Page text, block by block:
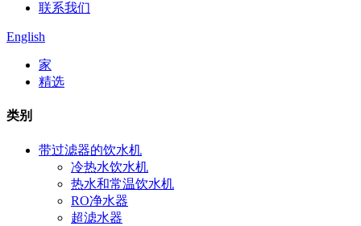
联系我们
English
家
精选
类别
带过滤器的饮水机
冷热水饮水机
热水和常温饮水机
RO净水器
超滤水器